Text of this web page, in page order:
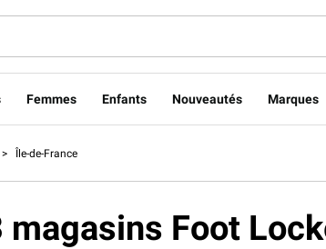
Femmes Enfants Nouveautés Marques
> Île-de-France
magasins Foot